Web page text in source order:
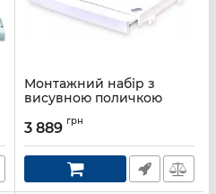
Монтажний набір з
висувною поличкою
з'єднання пральної
барабаном
SKWS54
3 889 грн